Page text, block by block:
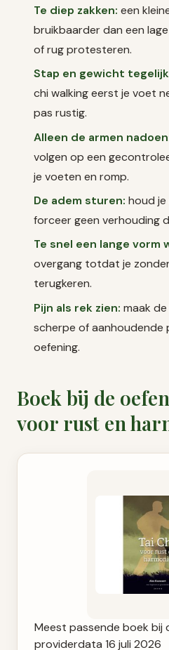
Te diep zakken: een
bruikbaarder dan een
of rug protesteren.
Stap en gewicht
chi walking eerst je voet
pas rustig.
Alleen de armen
volgen op een
je voeten en romp.
De adem sturen: houd
forceer geen verhouding
Te snel een lange vorm
overgang totdat je
terugkeren.
Pijn als rek zien: maak
scherpe of aanhoudende
oefening.
Boek bij de
voor rust en
Meest passende boek bij
providerdata 16 juli 2026